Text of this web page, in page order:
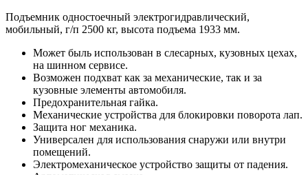
Подъемник одностоечный электрогидравлический,
мобильный, г/п 2500 кг, высота подъема 1933 мм.
Может быль использован в слесарных, кузовных цехах,
на шинном сервисе.
Возможен подхват как за механические, так и за
кузовные элементы автомобиля.
Предохранительная гайка.
Механические устройства для блокировки поворота лап.
Защита ног механика.
Универсален для использования снаружи или внутри
помещений.
Электромеханическое устройство защиты от падения.